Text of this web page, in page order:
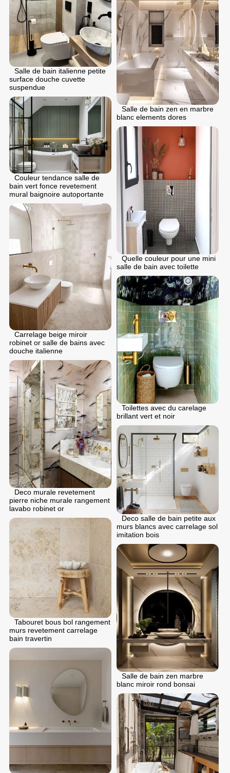
Salle de bain italienne petite
surface douche cuvette
suspendue
Salle de bain zen en marbre
blanc elements dores
Couleur tendance salle de
bain vert fonce revetement
mural baignoire autoportante
Quelle couleur pour une mini
salle de bain avec toilette
Carrelage beige miroir
robinet or salle de bains avec
douche italienne
Toilettes avec du carelage
brillant vert et noir
Deco murale revetement
pierre niche murale rangement
lavabo robinet or
Deco salle de bain petite aux
murs blancs avec carrelage sol
imitation bois
Tabouret bous bol rangement
murs revetement carrelage
bain travertin
Salle de bain zen marbre
blanc miroir rond bonsai